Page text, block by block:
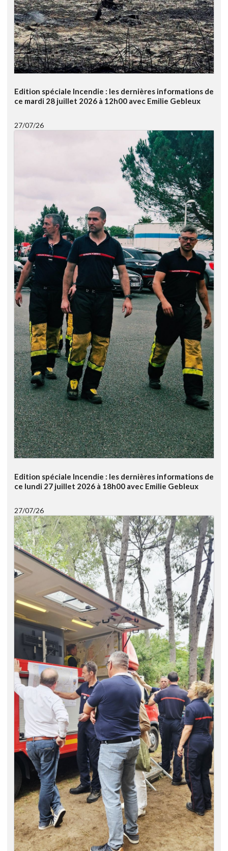
Edition spéciale Incendie : les dernières informations de
ce mardi 28 juillet 2026 à 12h00 avec Emilie Gebleux
27/07/26
Edition spéciale Incendie : les dernières informations de
ce lundi 27 juillet 2026 à 18h00 avec Emilie Gebleux
27/07/26